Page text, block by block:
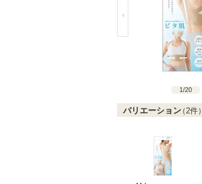
1/20
バリエーション（2件）